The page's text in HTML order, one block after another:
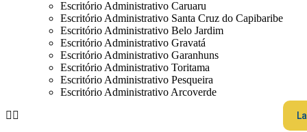
Escritório Administrativo Caruaru
Escritório Administrativo Santa Cruz do Capibaribe
Escritório Administrativo Belo Jardim
Escritório Administrativo Gravatá
Escritório Administrativo Garanhuns
Escritório Administrativo Toritama
Escritório Administrativo Pesqueira
Escritório Administrativo Arcoverde